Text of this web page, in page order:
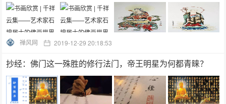
禅风网 2019-12-29 20:18:53
抄经：佛门这一殊胜的修行法门，帝王明星为何都青睐？